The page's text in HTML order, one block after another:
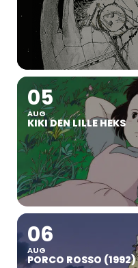
05
AUG
KIKI DEN LILLE HEKS
06
AUG
PORCO ROSSO